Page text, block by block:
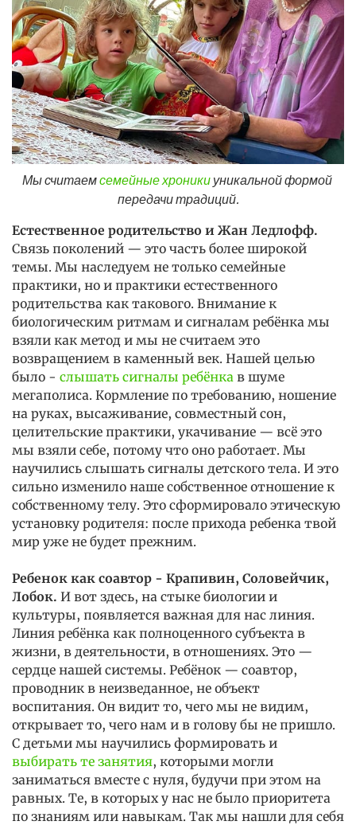
Мы считаем семейные хроники уникальной формой
передачи традиций.
Естественное родительство и Жан Ледлофф.
Связь поколений — это часть более широкой
темы. Мы наследуем не только семейные
практики, но и практики естественного
родительства как такового. Внимание к
биологическим ритмам и сигналам ребёнка мы
взяли как метод и мы не считаем это
возвращением в каменный век. Нашей целью
было - слышать сигналы ребёнка в шуме
мегаполиса. Кормление по требованию, ношение
на руках, высаживание, совместный сон,
целительские практики, укачивание — всё это
мы взяли себе, потому что оно работает. Мы
научились слышать сигналы детского тела. И это
сильно изменило наше собственное отношение к
собственному телу. Это сформировало этическую
установку родителя: после прихода ребенка твой
мир уже не будет прежним.
Ребенок как соавтор - Крапивин, Соловейчик,
Лобок. И вот здесь, на стыке биологии и
культуры, появляется важная для нас линия.
Линия ребёнка как полноценного субъекта в
жизни, в деятельности, в отношениях. Это —
сердце нашей системы. Ребёнок — соавтор,
проводник в неизведанное, не объект
воспитания. Он видит то, чего мы не видим,
открывает то, чего нам и в голову бы не пришло.
С детьми мы научились формировать и
выбирать те занятия, которыми могли
заниматься вместе с нуля, будучи при этом на
равных. Те, в которых у нас не было приоритета
по знаниям или навыкам. Так мы нашли для себя